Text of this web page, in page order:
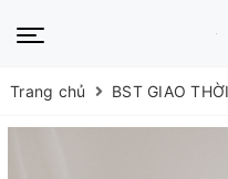
Trang chủ BST GIAO THỜI